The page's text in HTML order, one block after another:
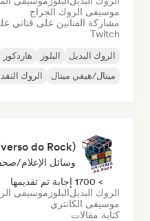
موسيقى الروك الجراج
Twitch
الروك البديل البلوز هاردكور
ميتال/هيفي ميتال
الروك
do Rock)
وسائل الإعلام/
> 1700 إجابة تم تقديمها
الروك البديلالبلوز موسيقى
موسيقى الكانتري
كتابة مقالات